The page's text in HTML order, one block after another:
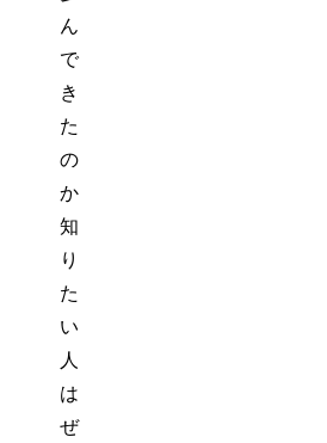
ん
で
き
た
の
か
知
り
た
い
人
は
ぜ